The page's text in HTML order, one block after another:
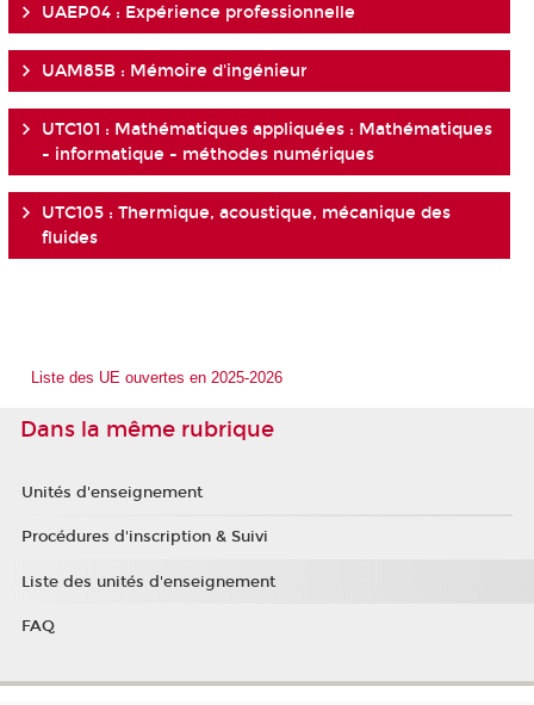
UAEP04 : Expérience professionnelle
UAM85B : Mémoire d'ingénieur
UTC101 : Mathématiques appliquées : Mathématiques
- informatique - méthodes numériques
UTC105 : Thermique, acoustique, mécanique des
fluides
Liste des UE ouvertes en 2025-2026
Dans la même rubrique
Unités d'enseignement
Procédures d'inscription & Suivi
Liste des unités d'enseignement
FAQ